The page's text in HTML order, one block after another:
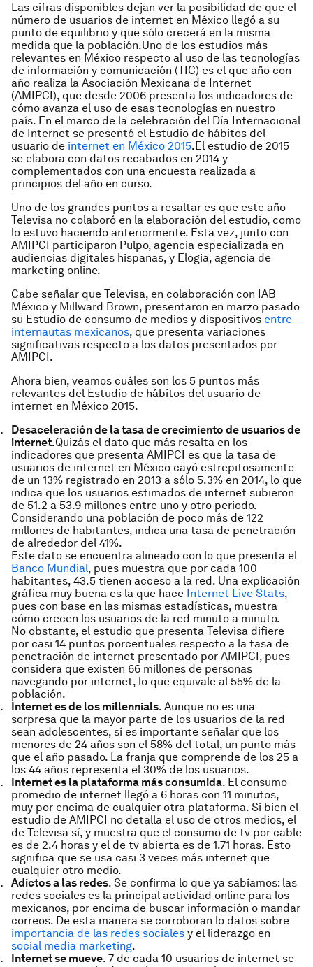
Las cifras disponibles dejan ver la posibilidad de que el
número de usuarios de internet en México llegó a su
punto de equilibrio y que sólo crecerá en la misma
medida que la población.Uno de los estudios más
relevantes en México respecto al uso de las tecnologías
de información y comunicación (TIC) es el que año con
año realiza la Asociación Mexicana de Internet
(AMIPCI), que desde 2006 presenta los indicadores de
cómo avanza el uso de esas tecnologías en nuestro
país. En el marco de la celebración del Día Internacional
de Internet se presentó el Estudio de hábitos del
usuario de internet en México 2015.El estudio de 2015
se elabora con datos recabados en 2014 y
complementados con una encuesta realizada a
principios del año en curso.
Uno de los grandes puntos a resaltar es que este año
Televisa no colaboró en la elaboración del estudio, como
lo estuvo haciendo anteriormente. Esta vez, junto con
AMIPCI participaron Pulpo, agencia especializada en
audiencias digitales hispanas, y Elogia, agencia de
marketing online.
Cabe señalar que Televisa, en colaboración con IAB
México y Millward Brown, presentaron en marzo pasado
su Estudio de consumo de medios y dispositivos entre
internautas mexicanos, que presenta variaciones
significativas respecto a los datos presentados por
AMIPCI.
Ahora bien, veamos cuáles son los 5 puntos más
relevantes del Estudio de hábitos del usuario de
internet en México 2015.
Desaceleración de la tasa de crecimiento de usuarios de
internet.Quizás el dato que más resalta en los
indicadores que presenta AMIPCI es que la tasa de
usuarios de internet en México cayó estrepitosamente
de un 13% registrado en 2013 a sólo 5.3% en 2014, lo que
indica que los usuarios estimados de internet subieron
de 51.2 a 53.9 millones entre uno y otro periodo.
Considerando una población de poco más de 122
millones de habitantes, indica una tasa de penetración
de alrededor del 41%.
Este dato se encuentra alineado con lo que presenta el
Banco Mundial, pues muestra que por cada 100
habitantes, 43.5 tienen acceso a la red. Una explicación
gráfica muy buena es la que hace Internet Live Stats,
pues con base en las mismas estadísticas, muestra
cómo crecen los usuarios de la red minuto a minuto.
No obstante, el estudio que presenta Televisa difiere
por casi 14 puntos porcentuales respecto a la tasa de
penetración de internet presentado por AMIPCI, pues
considera que existen 66 millones de personas
navegando por internet, lo que equivale al 55% de la
población.
Internet es de los millennials. Aunque no es una
sorpresa que la mayor parte de los usuarios de la red
sean adolescentes, sí es importante señalar que los
menores de 24 años son el 58% del total, un punto más
que el año pasado. La franja que comprende de los 25 a
los 44 años representa el 30% de los usuarios.
Internet es la plataforma más consumida. El consumo
promedio de internet llegó a 6 horas con 11 minutos,
muy por encima de cualquier otra plataforma. Si bien el
estudio de AMIPCI no detalla el uso de otros medios, el
de Televisa sí, y muestra que el consumo de tv por cable
es de 2.4 horas y el de tv abierta es de 1.71 horas. Esto
significa que se usa casi 3 veces más internet que
cualquier otro medio.
Adictos a las redes. Se confirma lo que ya sabíamos: las
redes sociales es la principal actividad online para los
mexicanos, por encima de buscar información o mandar
correos. De esta manera se corroboran lo datos sobre
importancia de las redes sociales y el liderazgo en
social media marketing.
Internet se mueve. 7 de cada 10 usuarios de internet se